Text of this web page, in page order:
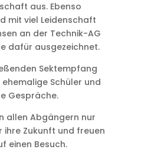
aus. Ebenso
mit viel Leidenschaft
an der Technik-AG
dafür ausgezeichnet.
Sektempfang
Schüler und
Gespräche.
allen Abgängern nur
ihre Zukunft und freuen
einen Besuch.